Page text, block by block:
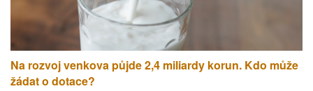
Na rozvoj venkova půjde 2,4 miliardy korun. Kdo může
žádat o dotace?